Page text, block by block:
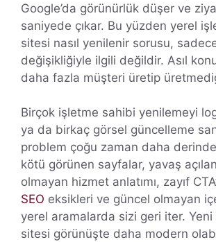
Google’da görünürlük düşer ve
saniyede çıkar. Bu yüzden yerel
sitesi nasıl yenilenir sorusu,
değişikliğiyle ilgili değildir. Asıl
daha fazla müşteri üretip
Birçok işletme sahibi yenilemeyi
ya da birkaç görsel güncelleme
problem çoğu zaman daha
kötü görünen sayfalar, yavaş
olmayan hizmet anlatımı, zayıf
SEO eksikleri ve güncel olmayan
yerel aramalarda sizi geri iter.
sitesi görünüşte daha modern